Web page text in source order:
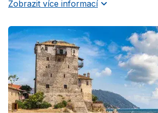
Zobrazit více informací